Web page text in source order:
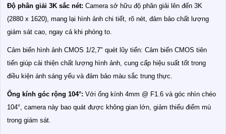
Độ phân giải 3K sắc nét: Camera sở hữu độ phân giải lên đến 3K
(2880 x 1620), mang lại hình ảnh chi tiết, rõ nét, đảm bảo chất lượng
giám sát cao, ngay cả khi phóng to.
Cảm biến hình ảnh CMOS 1/2,7" quét lũy tiến: Cảm biến CMOS tiên
tiến giúp cải thiện chất lượng hình ảnh, cung cấp hiệu suất tốt trong
điều kiện ánh sáng yếu và đảm bảo màu sắc trung thực.
Ống kính góc rộng 104°: Với ống kính 4mm @ F1.6 và góc nhìn chéo
104°, camera này bao quát được không gian lớn, giảm thiểu điểm mù
trong giám sát.